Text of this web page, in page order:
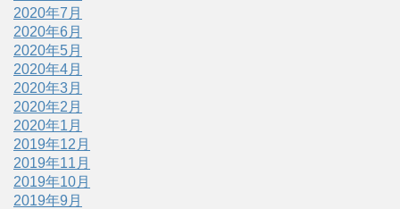
2020年7月
2020年6月
2020年5月
2020年4月
2020年3月
2020年2月
2020年1月
2019年12月
2019年11月
2019年10月
2019年9月